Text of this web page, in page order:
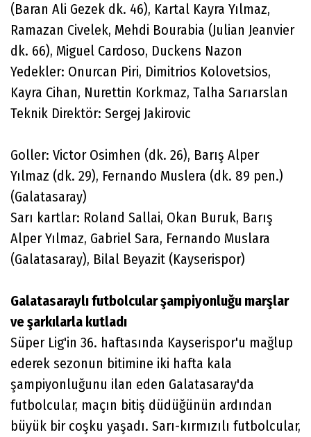
(Baran Ali Gezek dk. 46), Kartal Kayra Yılmaz,
Ramazan Civelek, Mehdi Bourabia (Julian Jeanvier
dk. 66), Miguel Cardoso, Duckens Nazon
Yedekler: Onurcan Piri, Dimitrios Kolovetsios,
Kayra Cihan, Nurettin Korkmaz, Talha Sarıarslan
Teknik Direktör: Sergej Jakirovic
Goller: Victor Osimhen (dk. 26), Barış Alper
Yılmaz (dk. 29), Fernando Muslera (dk. 89 pen.)
(Galatasaray)
Sarı kartlar: Roland Sallai, Okan Buruk, Barış
Alper Yılmaz, Gabriel Sara, Fernando Muslara
(Galatasaray), Bilal Beyazit (Kayserispor)
Galatasaraylı futbolcular şampiyonluğu marşlar
ve şarkılarla kutladı
Süper Lig'in 36. haftasında Kayserispor'u mağlup
ederek sezonun bitimine iki hafta kala
şampiyonluğunu ilan eden Galatasaray'da
futbolcular, maçın bitiş düdüğünün ardından
büyük bir coşku yaşadı. Sarı-kırmızılı futbolcular,